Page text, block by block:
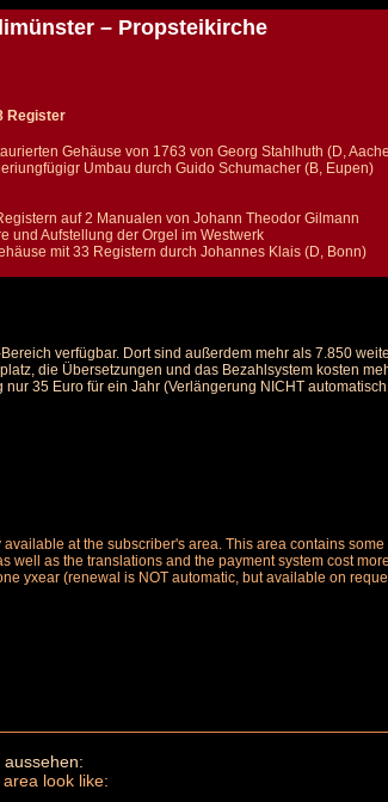
– Propsteikirche
Register
Gehäuse von 1763 von Georg Stahlhuth (D,
Umbau durch Guido Schumacher (B, Eupen)
auf 2 Manualen von Johann Theodor Gilmann
und Aufstellung der Orgel im Westwerk
mit 33 Registern durch Johannes Klais (D, Bonn)
verfügbar. Dort sind außerdem mehr als 7.850
die Übersetzungen und das Bezahlsystem kosten
nur 35 Euro für ein Jahr (Verlängerung NICHT
at the subscriber's area. This area contains
as the translations and the payment system cost
yxear (renewal is NOT automatic, but available on
aussehen:
look like: